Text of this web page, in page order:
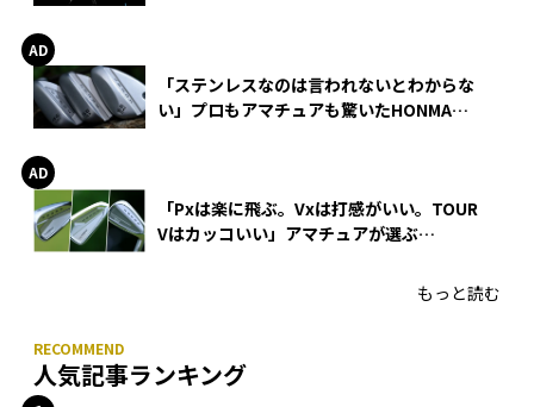
「ステンレスなのは言われないとわからな
い」プロもアマチュアも驚いたHONMA
「Pxは楽に飛ぶ。Vxは打感がいい。TOUR
Vはカッコいい」アマチュアが選ぶ
もっと読む
人気記事ランキング